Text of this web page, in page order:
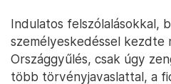
Indulatos felszólalásokkal,
személyeskedéssel kezdte
Országgyűlés, csak úgy
több törvényjavaslattal, a